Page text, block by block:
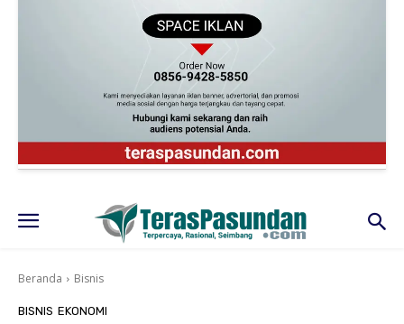
Beranda Bisnis
BISNIS EKONOMI